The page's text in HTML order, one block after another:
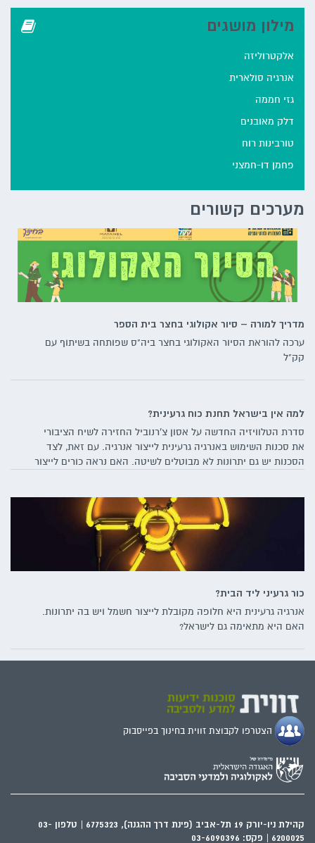
מילון מושגים
אלקטרוליזה
אנרגיה סולארית
גזי חממה
דלק מאובנים
טורבינות רוח
פחמן דו-חמצני
מערכים קשורים
מדריך למורה – סיור אקולוגי בחצר בית הספר
ערכה להוראת הסיור האקולוגי בחצר ביה"ס שפותחה בשיתוף עם
קק"ל
למה אין בישראל תחנת כוח גרעינית?
סדרת הטלוויזיה החדשה על אסון צ'רנוביל החזירה לשיח הציבורי
את סכנות השימוש באנרגיה גרעינית לייצור אנרגיה. עם זאת, לצד
הסכנות יש גם יתרונות לא מבוטלים לשיטה. האם נראה כורים לייצור
כור גרעיני ליד הבית?
אנרגיה גרעינית היא חלופה מקובלת לייצור חשמל ויש בה יתרונות.
האם היא מתאימה גם לישראל?
הצטרפו לקבוצת זווית בחינוך בפייסבוק
קהילת ניו-יורק 19 תל-אביב (פינת דרך ההגנה), 6775323 | טלפון 03-
6200025 | פקס: 03-6090396